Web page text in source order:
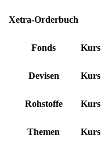
Xetra-Orderbuch
Fonds Kurs
Devisen Kurs
Rohstoffe Kurs
Themen Kurs